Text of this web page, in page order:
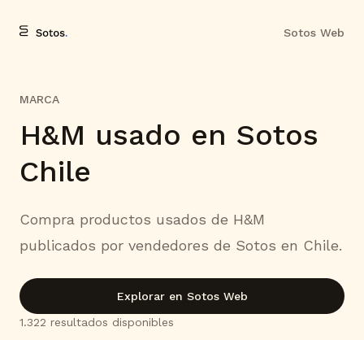
Sotos Web
MARCA
H&M usado en Sotos
Chile
Compra productos usados de H&M
publicados por vendedores de Sotos en Chile.
Explorar en Sotos Web
1.322 resultados disponibles